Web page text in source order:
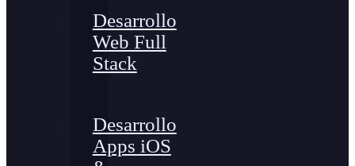
Desarrollo
Web Full
Stack
Desarrollo
Apps iOS